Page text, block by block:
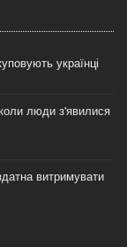
українці
люди з'явилися
витримувати